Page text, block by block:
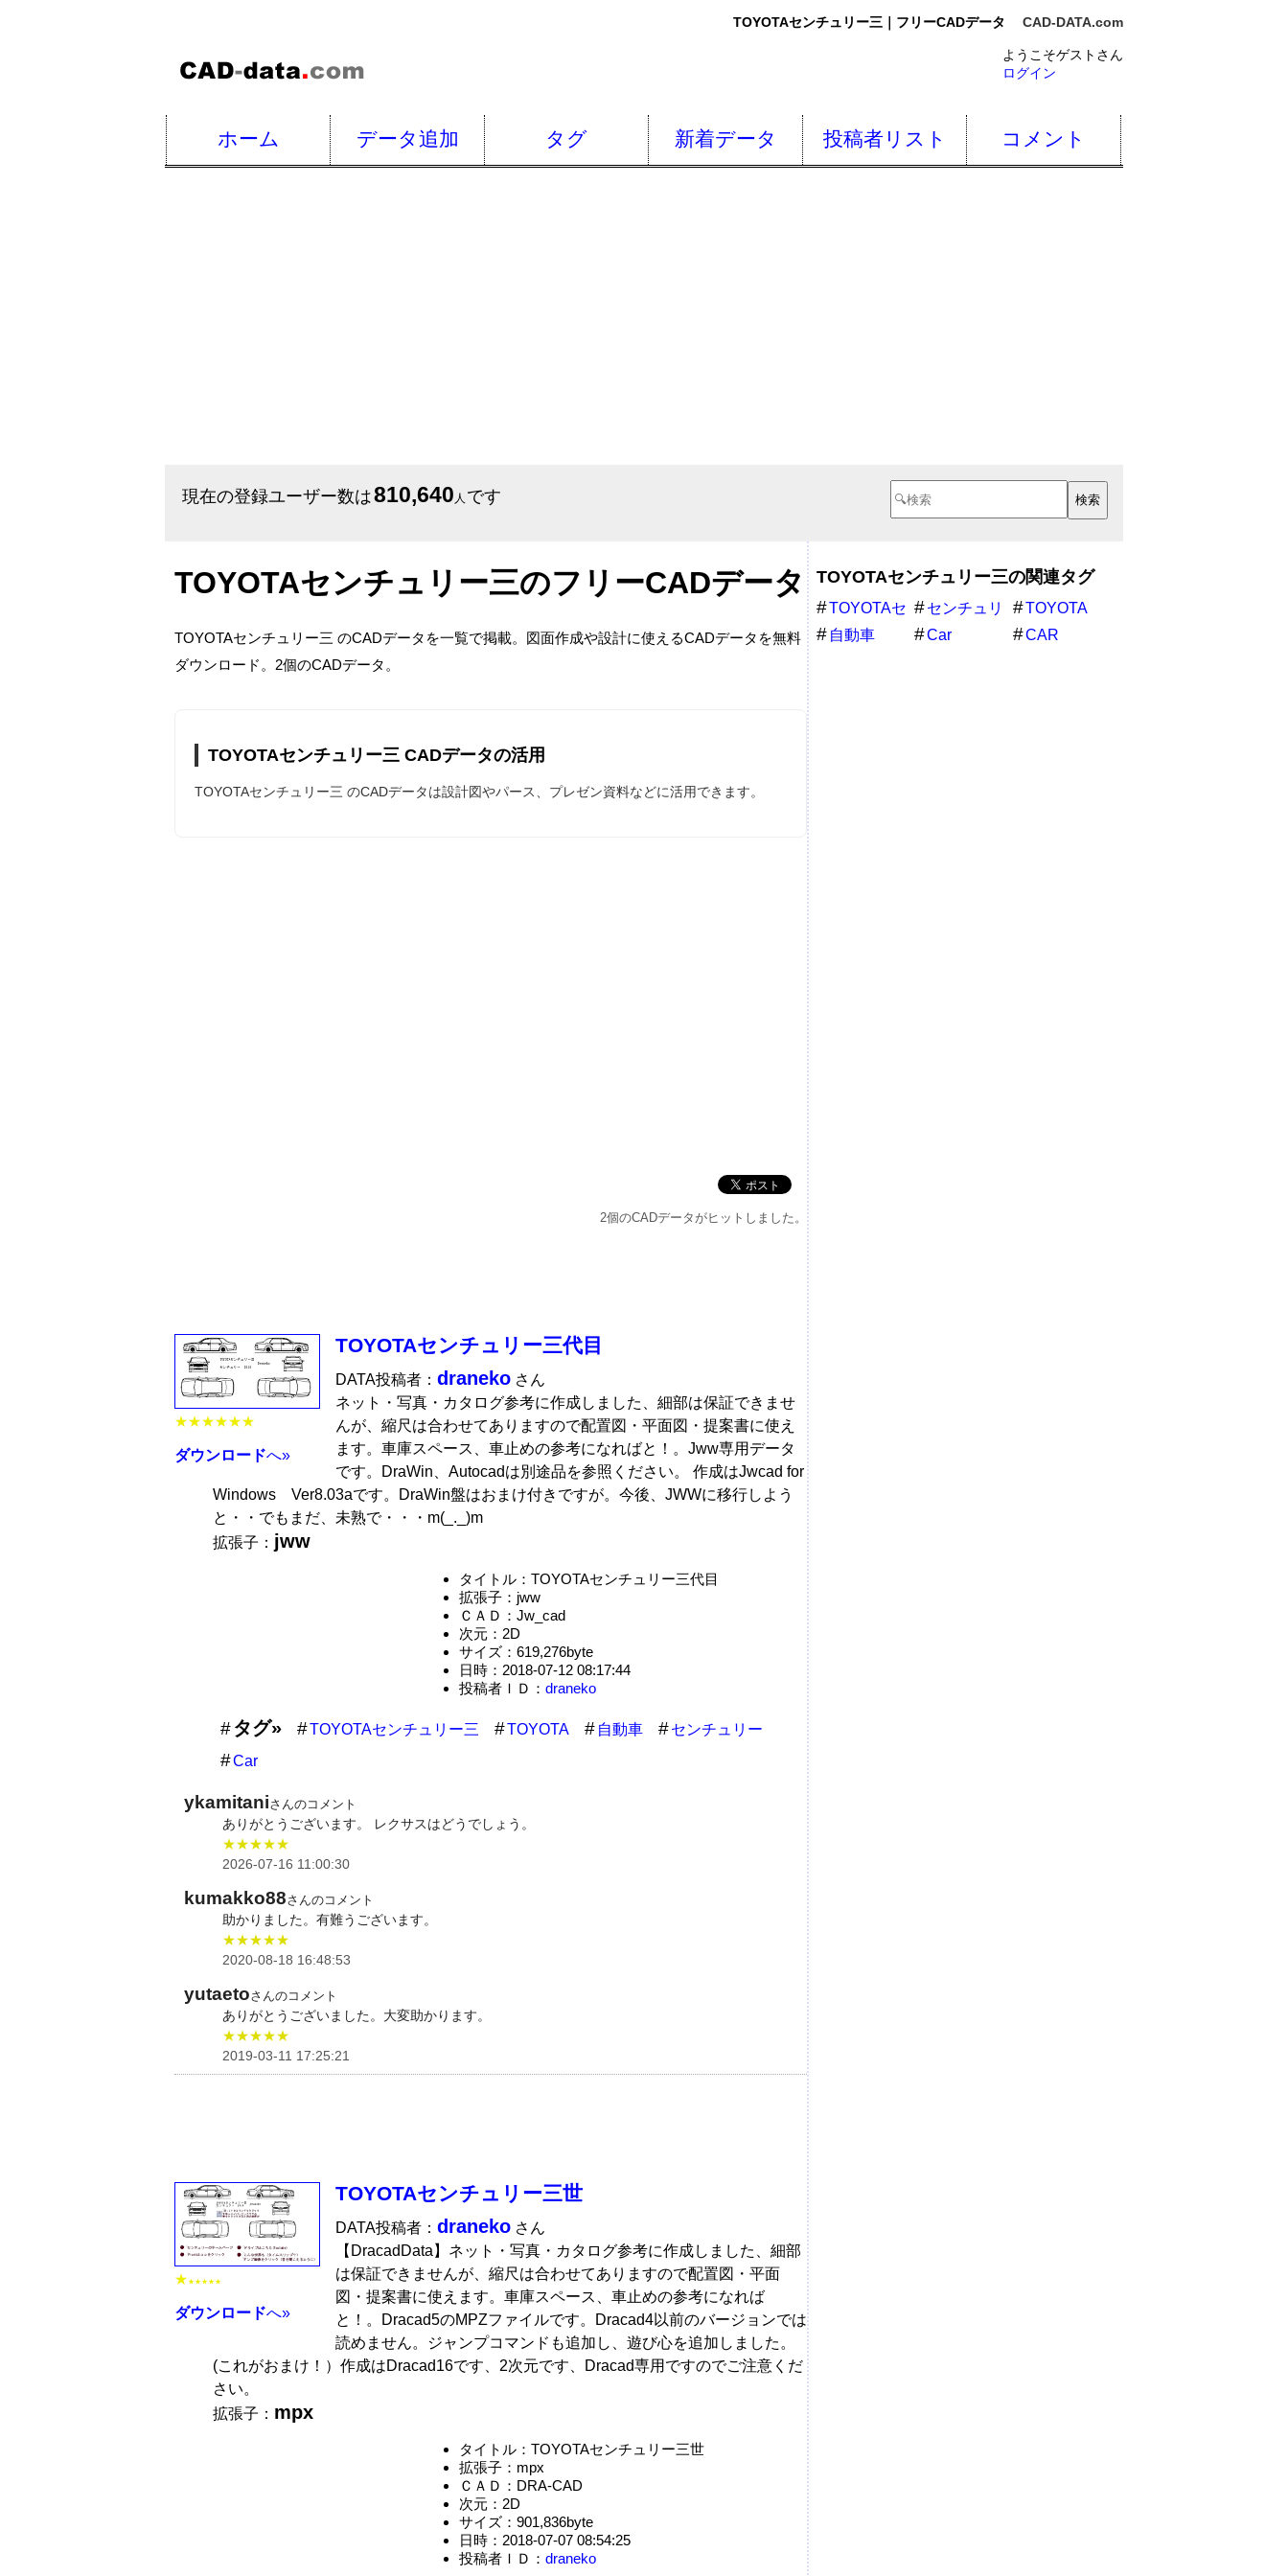
TOYOTAセンチュリー三｜フリーCADデータ CAD-DATA.com
ようこそゲストさん
ログイン
ホーム データ追加 タグ 新着データ 投稿者リスト コメント
現在の登録ユーザー数は810,640 人 です
TOYOTAセンチュリー三のフリーCADデータ
TOYOTAセンチュリー三 のCADデータを一覧で掲載。図面作成や設計に使えるCADデータを無料
ダウンロード。2個のCADデータ。
TOYOTAセンチュリー三 CADデータの活用
TOYOTAセンチュリー三 のCADデータは設計図やパース、プレゼン資料などに活用できます。
2個のCADデータがヒットしました。
★★★★★★
ダウンロードへ»
TOYOTAセンチュリー三代目
DATA投稿者： draneko さん
ネット・写真・カタログ参考に作成しました、細部は保証できませ
んが、縮尺は合わせてありますので配置図・平面図・提案書に使え
ます。車庫スペース、車止めの参考になればと！。Jww専用データ
です。DraWin、Autocadは別途品を参照ください。 作成はJwcad for
Windows Ver8.03aです。DraWin盤はおまけ付きですが。今後、JWWに移行しよう
と・・でもまだ、未熟で・・・m(_._)m
拡張子： jww
タイトル：TOYOTAセンチュリー三代目
拡張子：jww
ＣＡＤ：Jw_cad
次元：2D
サイズ：619,276byte
日時：2018-07-12 08:17:44
投稿者ＩＤ： draneko
タグ» TOYOTAセンチュリー三 TOYOTA 自動車
センチュリー
Car
ykamitaniさんのコメント
ありがとうございます。 レクサスはどうでしょう。
★★★★★
2026-07-16 11:00:30
kumakko88さんのコメント
助かりました。有難うございます。
★★★★★
2020-08-18 16:48:53
yutaetoさんのコメント
ありがとうございました。大変助かります。
★★★★★
2019-03-11 17:25:21
★ ★★★★★
ダウンロードへ»
TOYOTAセンチュリー三世
DATA投稿者： draneko さん
【DracadData】ネット・写真・カタログ参考に作成しました、細部
は保証できませんが、縮尺は合わせてありますので配置図・平面
図・提案書に使えます。車庫スペース、車止めの参考になれば
と！。Dracad5のMPZファイルです。Dracad4以前のバージョンでは
読めません。ジャンプコマンドも追加し、遊び心を追加しました。
(これがおまけ！）作成はDracad16です、2次元です、Dracad専用ですのでご注意くだ
さい。
拡張子： mpx
タイトル：TOYOTAセンチュリー三世
拡張子：mpx
ＣＡＤ：DRA-CAD
次元：2D
サイズ：901,836byte
日時：2018-07-07 08:54:25
投稿者ＩＤ： draneko
TOYOTAセンチュリー三の関連タグ
TOYOTAセ
ンチュリー三
センチュリ
ー
TOYOTA
自動車
Car CAR